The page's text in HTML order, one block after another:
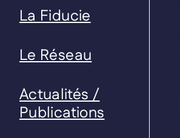
La Fiducie
Le Réseau
Actualités /
Publications